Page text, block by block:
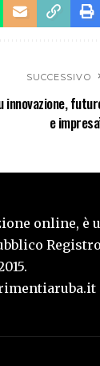
SUCCESSIVO
innovazione,
e
online, è